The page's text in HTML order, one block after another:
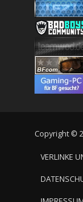
Copyright ©
VERLINKE